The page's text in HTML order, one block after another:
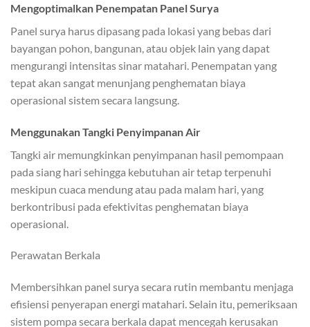
Mengoptimalkan Penempatan Panel Surya
Panel surya harus dipasang pada lokasi yang bebas dari
bayangan pohon, bangunan, atau objek lain yang dapat
mengurangi intensitas sinar matahari. Penempatan yang
tepat akan sangat menunjang penghematan biaya
operasional sistem secara langsung.
Menggunakan Tangki Penyimpanan Air
Tangki air memungkinkan penyimpanan hasil pemompaan
pada siang hari sehingga kebutuhan air tetap terpenuhi
meskipun cuaca mendung atau pada malam hari, yang
berkontribusi pada efektivitas penghematan biaya
operasional.
Perawatan Berkala
Membersihkan panel surya secara rutin membantu menjaga
efisiensi penyerapan energi matahari. Selain itu, pemeriksaan
sistem pompa secara berkala dapat mencegah kerusakan